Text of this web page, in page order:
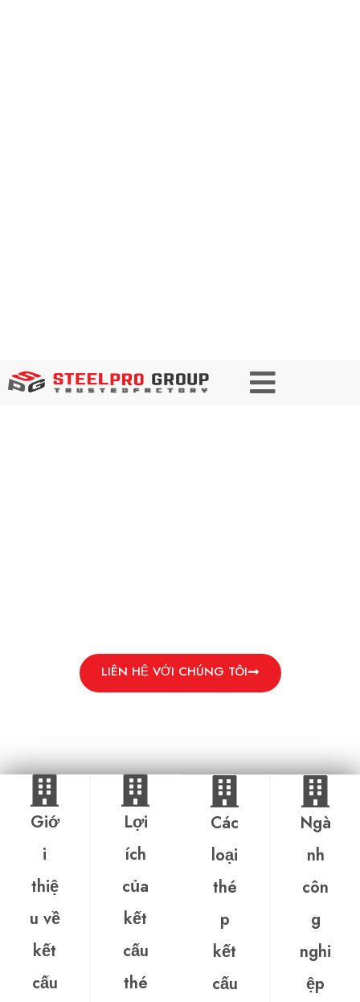
LIÊN HỆ VỚI CHÚNG TÔI
Giớ
i
thiệ
u về
kết
cấu
Lợi
ích
của
kết
cấu
thé
Các
loại
thé
p
kết
cấu
Ngà
nh
côn
g
nghi
ệp